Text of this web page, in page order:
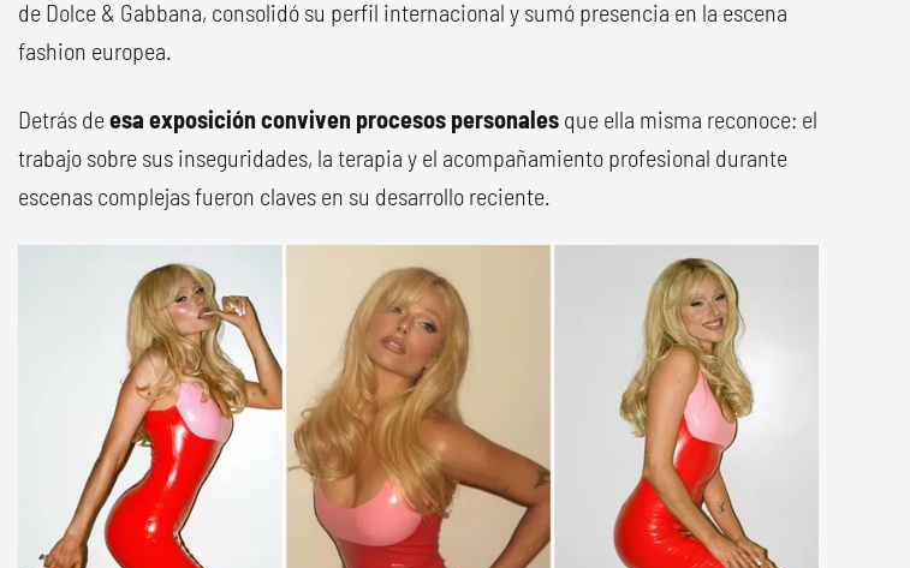
de Dolce & Gabbana, consolidó su perfil internacional y sumó presencia en la escena
fashion europea.
Detrás deesa exposición conviven procesos personales que ella misma reconoce: el
trabajo sobre sus inseguridades, la terapia y el acompañamiento profesional durante
escenas complejas fueron claves en su desarrollo reciente.